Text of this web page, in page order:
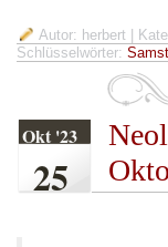
Autor: herbert |
Schlüsselwörter:
Okt '23
25